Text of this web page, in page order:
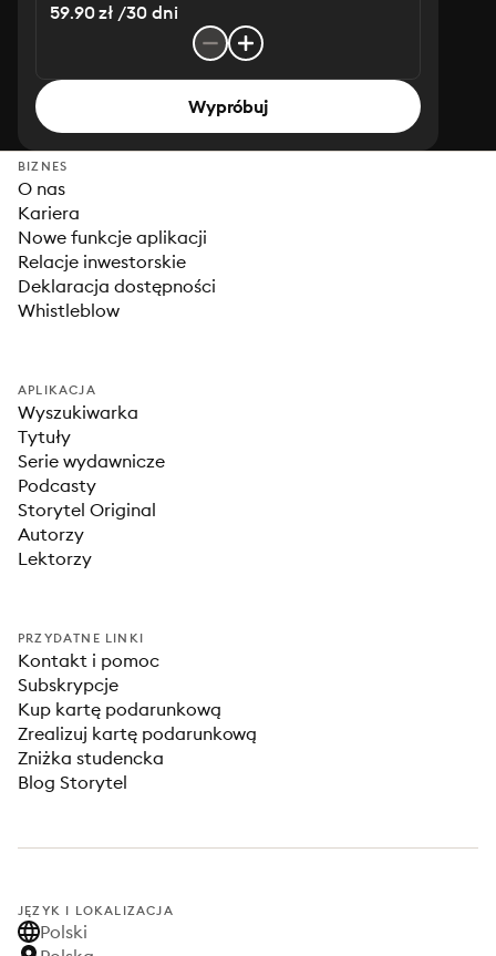
59.90 zł /30 dni
Wypróbuj
BIZNES
O nas
Kariera
Nowe funkcje aplikacji
Relacje inwestorskie
Deklaracja dostępności
Whistleblow
APLIKACJA
Wyszukiwarka
Tytuły
Serie wydawnicze
Podcasty
Storytel Original
Autorzy
Lektorzy
PRZYDATNE LINKI
Kontakt i pomoc
Subskrypcje
Kup kartę podarunkową
Zrealizuj kartę podarunkową
Zniżka studencka
Blog Storytel
JĘZYK I LOKALIZACJA
Polski